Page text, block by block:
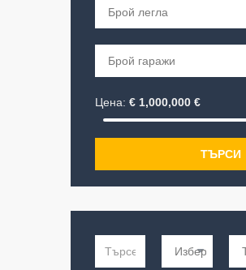
Цена: € 1,000,000 €
ТЪРСИ